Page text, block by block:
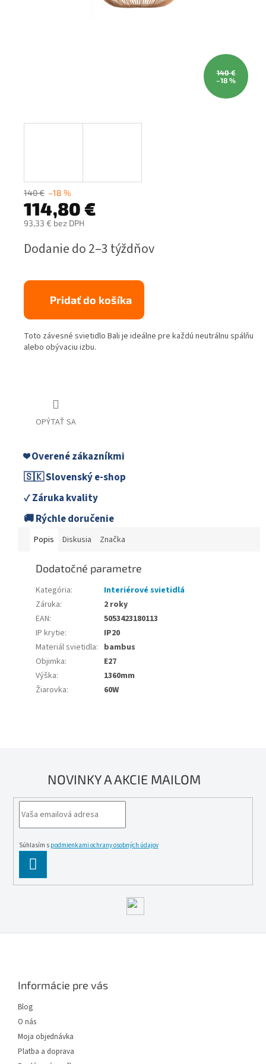
140 €
–18 %
140 € –18 %
114,80 €
93,33 € bez DPH
cena:
Dodanie do 2–3 týždňov
Pridať do košíka
Toto závesné svietidlo Bali je ideálne pre každú neutrálnu spálňu
alebo obývaciu izbu.
OPÝTAŤ SA
❤️ Overené zákazníkmi
🇸🇰 Slovenský e-shop
✓ Záruka kvality
🚚 Rýchle doručenie
Popis Diskusia Značka
Dodatočné parametre
Kategória:
Interiérové svietidlá
Záruka:
2 roky
EAN:
5053423180113
IP krytie:
IP20
Materiál svietidla: bambus
Objimka:
E27
Výška:
1360mm
Žiarovka: 60W
NOVINKY A AKCIE MAILOM
Súhlasím s podmienkami ochrany osobných údajov
SE
Informácie pre vás
Blog
O nás
Moja objednávka
Platba a doprava